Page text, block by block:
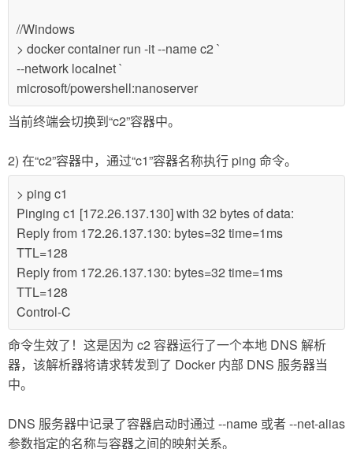
//Windows
> docker container run -it --name c2 `
--network localnet `
microsoft/powershell:nanoserver
当前终端会切换到“c2”容器中。
2) 在“c2”容器中，通过“c1”容器名称执行 ping 命令。
> ping c1
Pinging c1 [172.26.137.130] with 32 bytes of data:
Reply from 172.26.137.130: bytes=32 time=1ms
TTL=128
Reply from 172.26.137.130: bytes=32 time=1ms
TTL=128
Control-C
命令生效了！这是因为 c2 容器运行了一个本地 DNS 解析
器，该解析器将请求转发到了 Docker 内部 DNS 服务器当
中。
DNS 服务器中记录了容器启动时通过 --name 或者 --net-alias
参数指定的名称与容器之间的映射关系。